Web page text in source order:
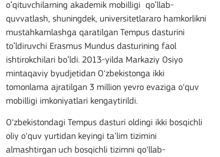
oʻqituvchilarning akademik mobilligi qoʻllab-
quvvatlash, shuningdek, universitetlararo hamkorlikni
mustahkamlashga qaratilgan Tempus dasturini
toʻldiruvchi Erasmus Mundus dasturining faol
ishtirokchilari boʻldi. 2013-yilda Markaziy Osiyo
mintaqaviy byudjetidan O‘zbekistonga ikki
tomonlama ajratilgan 3 million yevro evaziga o‘quv
mobilligi imkoniyatlari kengaytirildi.
O‘zbekistondagi Tempus dasturi oldingi ikki bosqichli
oliy o‘quv yurtidan keyingi ta’lim tizimini
almashtirgan uch bosqichli tizimni qo‘llab-